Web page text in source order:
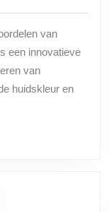
een
van
een innovatieve
van
huidskleur en